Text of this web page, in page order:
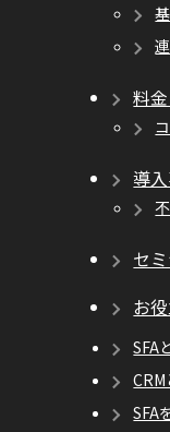
料
導
セ
お
SFA
SFA